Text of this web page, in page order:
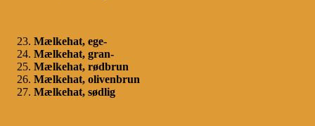
Mælkehat, ege-
Mælkehat, gran-
Mælkehat, rødbrun
Mælkehat, olivenbrun
Mælkehat, sødlig